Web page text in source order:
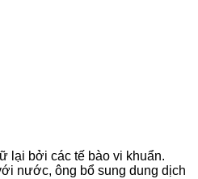
lại bởi các tế bào vi khuẩn.
nước, ông bổ sung dung dịch